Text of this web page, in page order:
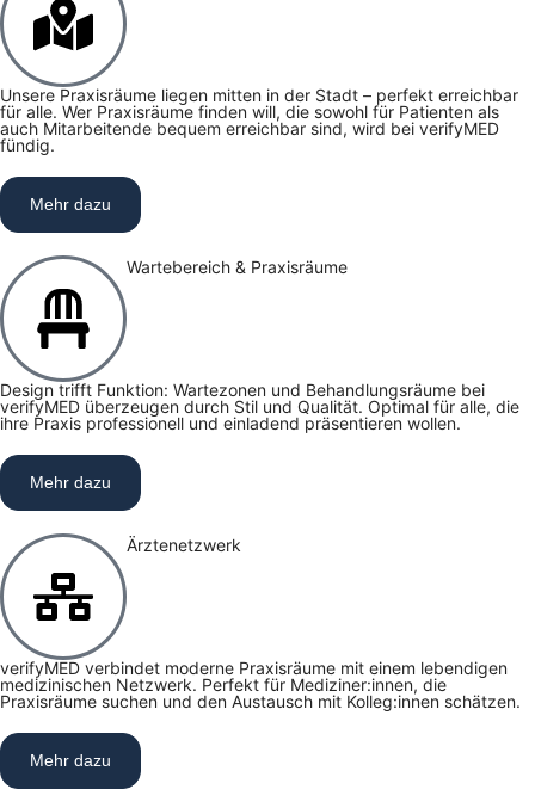
Unsere Praxisräume liegen mitten in der Stadt – perfekt erreichbar
für alle. Wer Praxisräume finden will, die sowohl für Patienten als
auch Mitarbeitende bequem erreichbar sind, wird bei verifyMED
fündig.
Mehr dazu
Wartebereich & Praxisräume
Design trifft Funktion: Wartezonen und Behandlungsräume bei
verifyMED überzeugen durch Stil und Qualität. Optimal für alle, die
ihre Praxis professionell und einladend präsentieren wollen.
Mehr dazu
Ärztenetzwerk
verifyMED verbindet moderne Praxisräume mit einem lebendigen
medizinischen Netzwerk. Perfekt für Mediziner:innen, die
Praxisräume suchen und den Austausch mit Kolleg:innen schätzen.
Mehr dazu